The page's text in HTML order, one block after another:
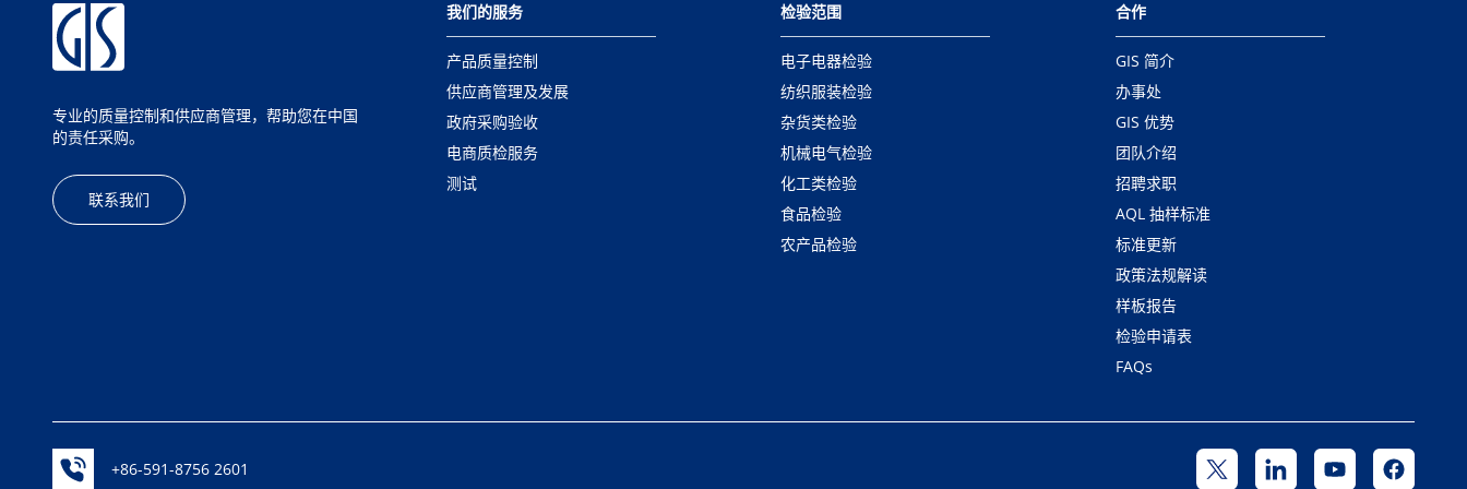
专业的质量控制和供应商管理，帮助您在中国
的责任采购。
联系我们
我们的服务
产品质量控制
供应商管理及发展
政府采购验收
电商质检服务
测试
检验范围
电子电器检验
纺织服装检验
杂货类检验
机械电气检验
化工类检验
食品检验
农产品检验
合作
GIS 简介
办事处
GIS 优势
团队介绍
招聘求职
AQL 抽样标准
标准更新
政策法规解读
样板报告
检验申请表
FAQs
+86-591-8756 2601